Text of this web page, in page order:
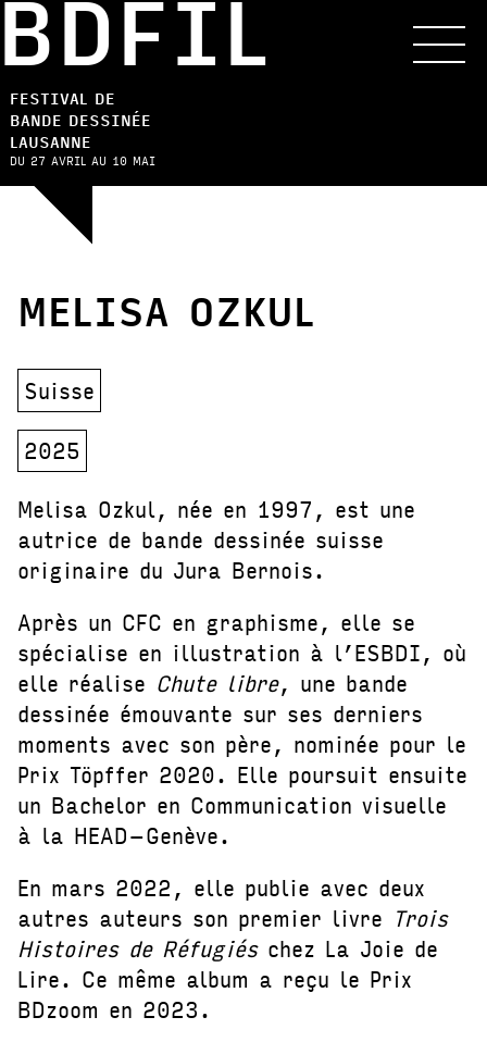
FESTIVAL DE
BANDE DESSINÉE
LAUSANNE
DU 27 AVRIL AU 10 MAI
MELISA OZKUL
Suisse
2025
Melisa Ozkul, née en 1997, est une
autrice de bande dessinée suisse
originaire du Jura Bernois.
Après un CFC en graphisme, elle se
spécialise en illustration à l’ESBDI, où
elle réalise Chute libre, une bande
dessinée émouvante sur ses derniers
moments avec son père, nominée pour le
Prix Töpffer 2020. Elle poursuit ensuite
un Bachelor en Communication visuelle
à la HEAD–Genève.
En mars 2022, elle publie avec deux
autres auteurs son premier livre Trois
Histoires de Réfugiéschez La Joie de
Lire. Ce même album a reçu le Prix
BDzoom en 2023.